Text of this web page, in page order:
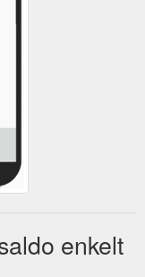
enkelt